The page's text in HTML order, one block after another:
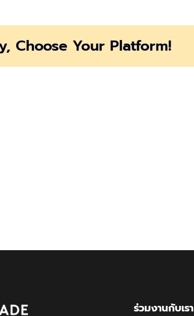
Choose Your Platform!
ร่วมงานกับเรา